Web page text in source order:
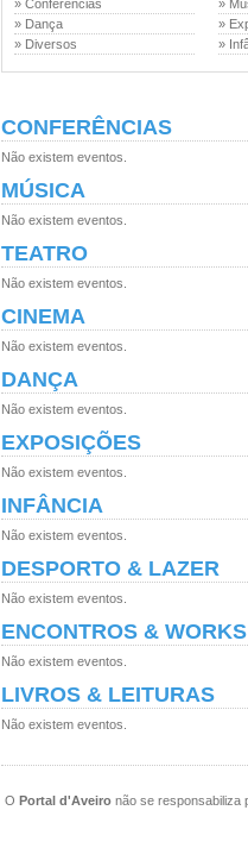
» Conferências
» Dança
» Diversos
»
»
»
CONFERÊNCIAS
Não existem eventos.
MÚSICA
Não existem eventos.
TEATRO
Não existem eventos.
CINEMA
Não existem eventos.
DANÇA
Não existem eventos.
EXPOSIÇÕES
Não existem eventos.
INFÂNCIA
Não existem eventos.
DESPORTO & LAZER
Não existem eventos.
ENCONTROS &
Não existem eventos.
LIVROS & LEITURAS
Não existem eventos.
O Portal d'Aveironão se responsabiliza